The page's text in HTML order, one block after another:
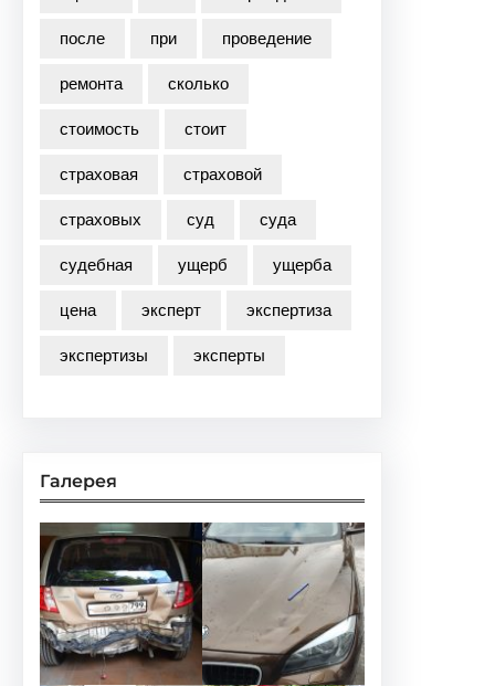
после
при
проведение
ремонта
сколько
стоимость
стоит
страховая
страховой
страховых
суд
суда
судебная
ущерб
ущерба
цена
эксперт
экспертиза
экспертизы
эксперты
Галерея